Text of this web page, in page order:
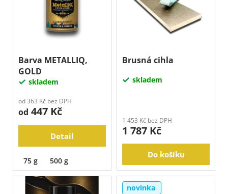
Barva METALLIQ,
GOLD
skladem
od 363 Kč bez DPH
od 447 Kč
Detail
75 g 500 g
Brusná cihla
skladem
1 453 Kč bez DPH
1 787 Kč
Do košíku
novinka
Hledat